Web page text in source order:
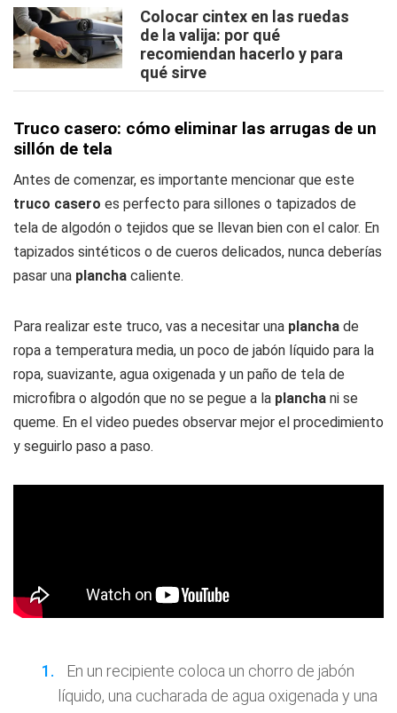
Colocar cintex en las ruedas
de la valija: por qué
recomiendan hacerlo y para
qué sirve
Truco casero: cómo eliminar las arrugas de un
sillón de tela
Antes de comenzar, es importante mencionar que este
truco casero es perfecto para sillones o tapizados de
tela de algodón o tejidos que se llevan bien con el calor. En
tapizados sintéticos o de cueros delicados, nunca deberías
pasar una plancha caliente.
Para realizar este truco, vas a necesitar una plancha de
ropa a temperatura media, un poco de jabón líquido para la
ropa, suavizante, agua oxigenada y un paño de tela de
microfibra o algodón que no se pegue a la plancha ni se
queme. En el video puedes observar mejor el procedimiento
y seguirlo paso a paso.
En un recipiente coloca un chorro de jabón
líquido, una cucharada de agua oxigenada y una